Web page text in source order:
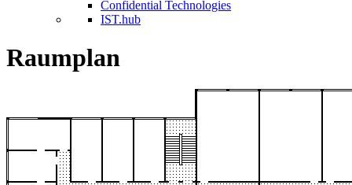
Confidential Technologies
IST.hub
Raumplan